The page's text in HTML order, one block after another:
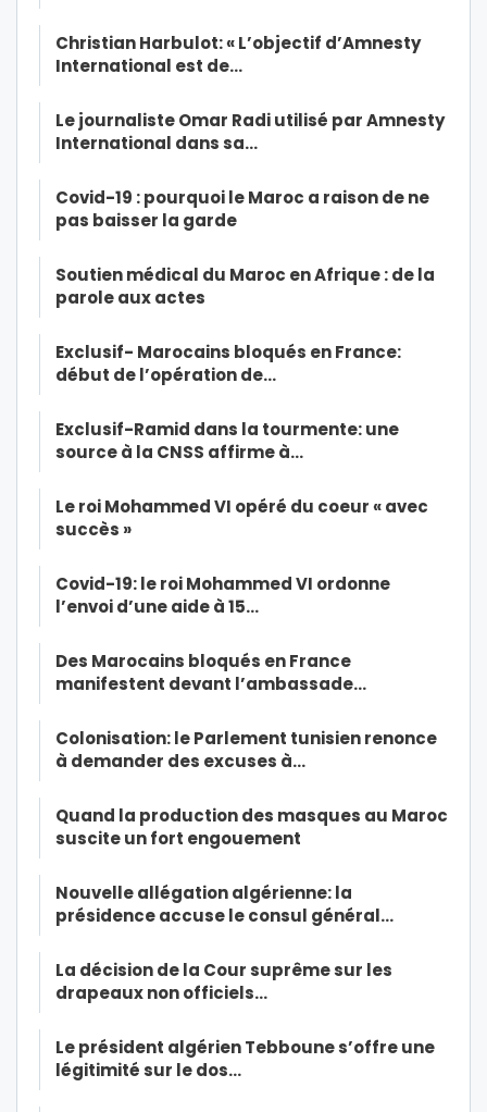
Christian Harbulot: « L’objectif d’Amnesty
International est de…
Le journaliste Omar Radi utilisé par Amnesty
International dans sa…
Covid-19 : pourquoi le Maroc a raison de ne
pas baisser la garde
Soutien médical du Maroc en Afrique : de la
parole aux actes
Exclusif- Marocains bloqués en France:
début de l’opération de…
Exclusif-Ramid dans la tourmente: une
source à la CNSS affirme à…
Le roi Mohammed VI opéré du coeur « avec
succès »
Covid-19: le roi Mohammed VI ordonne
l’envoi d’une aide à 15…
Des Marocains bloqués en France
manifestent devant l’ambassade…
Colonisation: le Parlement tunisien renonce
à demander des excuses à…
Quand la production des masques au Maroc
suscite un fort engouement
Nouvelle allégation algérienne: la
présidence accuse le consul général…
La décision de la Cour suprême sur les
drapeaux non officiels…
Le président algérien Tebboune s’offre une
légitimité sur le dos…